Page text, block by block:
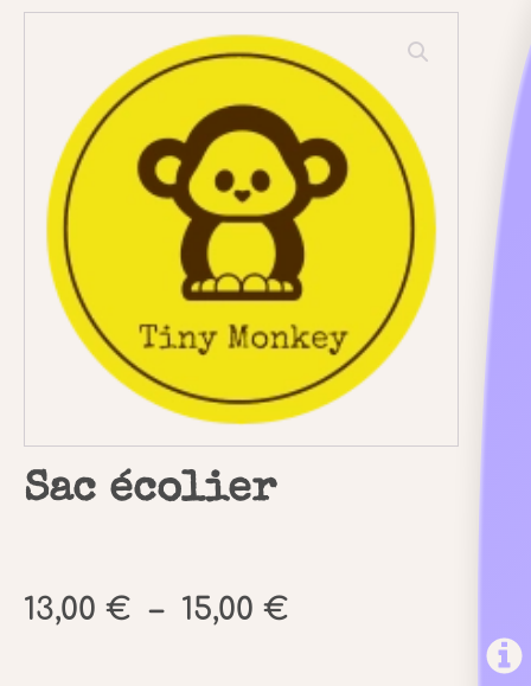
Sac écolier
13,00 € – 15,00 €